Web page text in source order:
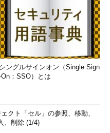
シングルサインオン（Single Sign
On：SSO）とは
クト「セル」の参照、移動、
、削除 (1/4)